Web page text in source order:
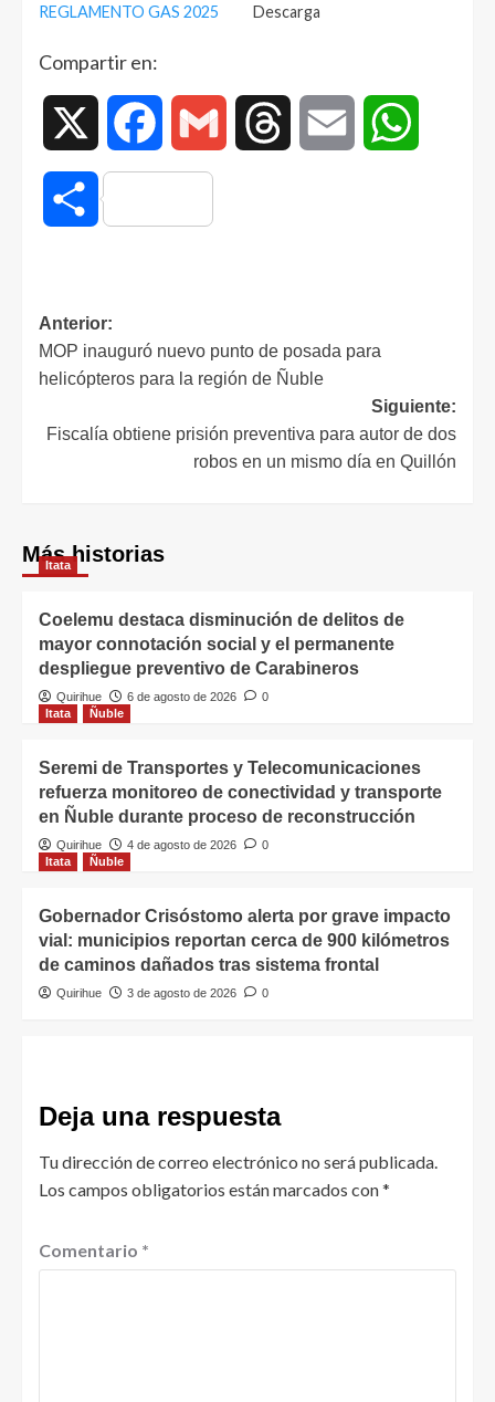
REGLAMENTO GAS 2025 Descarga
Compartir en:
Facebook Gmail Threads Email
Compartir
Anterior:
MOP inauguró nuevo punto de posada para
helicópteros para la región de Ñuble
Siguiente:
Fiscalía obtiene prisión preventiva para autor de dos
robos en un mismo día en Quillón
Más historias
Itata
Coelemu destaca disminución de delitos de
mayor connotación social y el permanente
despliegue preventivo de Carabineros
Quirihue 6 de agosto de 2026
0
Itata
Ñuble
Seremi de Transportes y Telecomunicaciones
refuerza monitoreo de conectividad y transporte
en Ñuble durante proceso de reconstrucción
Quirihue 4 de agosto de 2026
0
Itata
Ñuble
Gobernador Crisóstomo alerta por grave impacto
vial: municipios reportan cerca de 900 kilómetros
de caminos dañados tras sistema frontal
Quirihue 3 de agosto de 2026 0
Deja una respuesta
Tu dirección de correo electrónico no será publicada.
Los campos obligatorios están marcados con*
Comentario *